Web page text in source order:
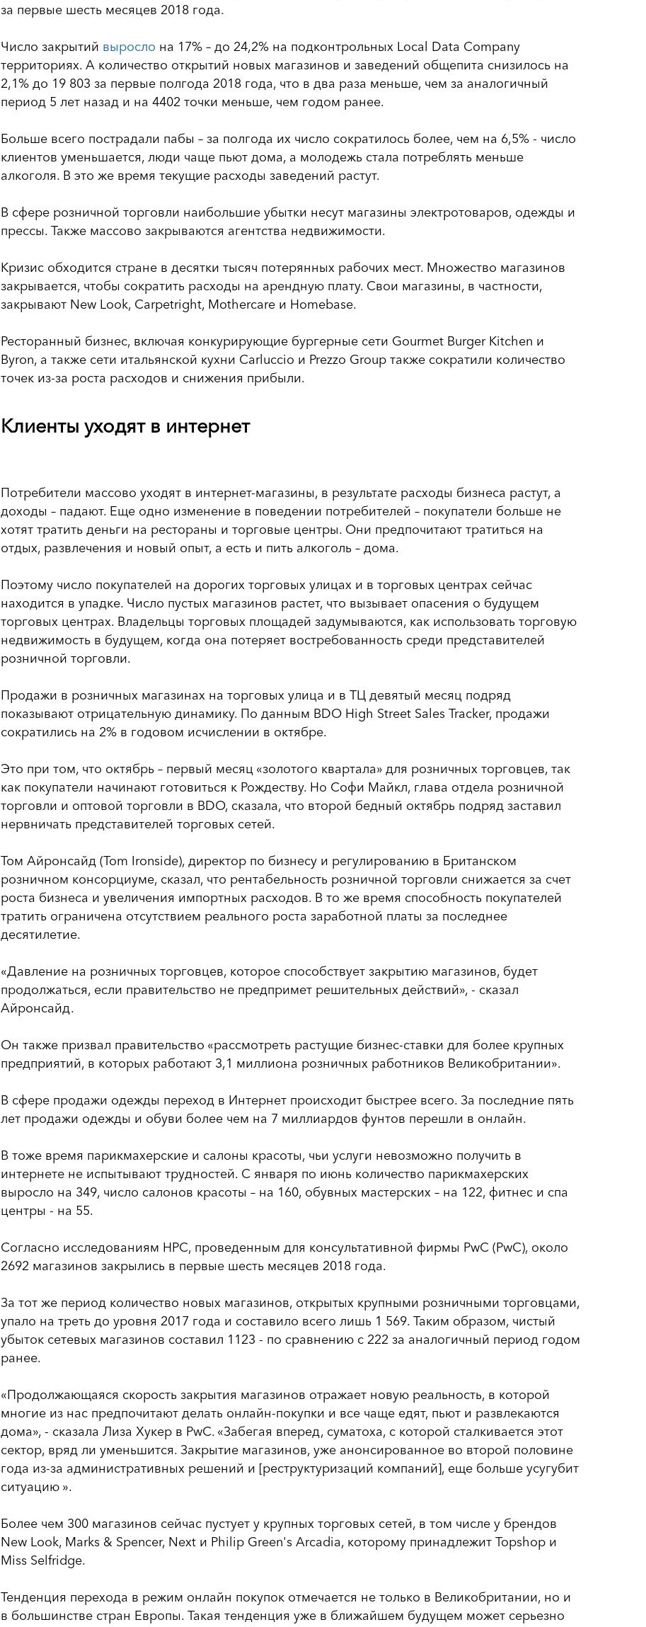
за первые шесть месяцев 2018 года.
Число закрытий выросло на 17% – до 24,2% на подконтрольных Local Data Company
территориях. А количество открытий новых магазинов и заведений общепита снизилось на
2,1% до 19 803 за первые полгода 2018 года, что в два раза меньше, чем за аналогичный
период 5 лет назад и на 4402 точки меньше, чем годом ранее.
Больше всего пострадали пабы – за полгода их число сократилось более, чем на 6,5% - число
клиентов уменьшается, люди чаще пьют дома, а молодежь стала потреблять меньше
алкоголя. В это же время текущие расходы заведений растут.
В сфере розничной торговли наибольшие убытки несут магазины электротоваров, одежды и
прессы. Также массово закрываются агентства недвижимости.
Кризис обходится стране в десятки тысяч потерянных рабочих мест. Множество магазинов
закрывается, чтобы сократить расходы на арендную плату. Свои магазины, в частности,
закрывают New Look, Carpetright, Mothercare и Homebase.
Ресторанный бизнес, включая конкурирующие бургерные сети Gourmet Burger Kitchen и
Byron, а также сети итальянской кухни Carluccio и Prezzo Group также сократили количество
точек из-за роста расходов и снижения прибыли.
Клиенты уходят в интернет
Потребители массово уходят в интернет-магазины, в результате расходы бизнеса растут, а
доходы – падают. Еще одно изменение в поведении потребителей – покупатели больше не
хотят тратить деньги на рестораны и торговые центры. Они предпочитают тратиться на
отдых, развлечения и новый опыт, а есть и пить алкоголь – дома.
Поэтому число покупателей на дорогих торговых улицах и в торговых центрах сейчас
находится в упадке. Число пустых магазинов растет, что вызывает опасения о будущем
торговых центрах. Владельцы торговых площадей задумываются, как использовать торговую
недвижимость в будущем, когда она потеряет востребованность среди представителей
розничной торговли.
Продажи в розничных магазинах на торговых улица и в ТЦ девятый месяц подряд
показывают отрицательную динамику. По данным BDO High Street Sales Tracker, продажи
сократились на 2% в годовом исчислении в октябре.
Это при том, что октябрь – первый месяц «золотого квартала» для розничных торговцев, так
как покупатели начинают готовиться к Рождеству. Но Софи Майкл, глава отдела розничной
торговли и оптовой торговли в BDO, сказала, что второй бедный октябрь подряд заставил
нервничать представителей торговых сетей.
Том Айронсайд (Tom Ironside), директор по бизнесу и регулированию в Британском
розничном консорциуме, сказал, что рентабельность розничной торговли снижается за счет
роста бизнеса и увеличения импортных расходов. В то же время способность покупателей
тратить ограничена отсутствием реального роста заработной платы за последнее
десятилетие.
«Давление на розничных торговцев, которое способствует закрытию магазинов, будет
продолжаться, если правительство не предпримет решительных действий», - сказал
Айронсайд.
Он также призвал правительство «рассмотреть растущие бизнес-ставки для более крупных
предприятий, в которых работают 3,1 миллиона розничных работников Великобритании».
В сфере продажи одежды переход в Интернет происходит быстрее всего. За последние пять
лет продажи одежды и обуви более чем на 7 миллиардов фунтов перешли в онлайн.
В тоже время парикмахерские и салоны красоты, чьи услуги невозможно получить в
интернете не испытывают трудностей. С января по июнь количество парикмахерских
выросло на 349, число салонов красоты – на 160, обувных мастерских – на 122, фитнес и спа
центры - на 55.
Согласно исследованиям НРС, проведенным для консультативной фирмы PwC (PwC), около
2692 магазинов закрылись в первые шесть месяцев 2018 года.
За тот же период количество новых магазинов, открытых крупными розничными торговцами,
упало на треть до уровня 2017 года и составило всего лишь 1 569. Таким образом, чистый
убыток сетевых магазинов составил 1123 - по сравнению с 222 за аналогичный период годом
ранее.
«Продолжающаяся скорость закрытия магазинов отражает новую реальность, в которой
многие из нас предпочитают делать онлайн-покупки и все чаще едят, пьют и развлекаются
дома», - сказала Лиза Хукер в PwC. «Забегая вперед, суматоха, с которой сталкивается этот
сектор, вряд ли уменьшится. Закрытие магазинов, уже анонсированное во второй половине
года из-за административных решений и [реструктуризаций компаний], еще больше усугубит
ситуацию ».
Более чем 300 магазинов сейчас пустует у крупных торговых сетей, в том числе у брендов
New Look, Marks & Spencer, Next и Philip Green's Arcadia, которому принадлежит Topshop и
Miss Selfridge.
Тенденция перехода в режим онлайн покупок отмечается не только в Великобритании, но и
в большинстве стран Европы. Такая тенденция уже в ближайшем будущем может серьезно